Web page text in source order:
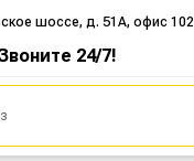
шоссе, д. 51А, офис 102
24/7!